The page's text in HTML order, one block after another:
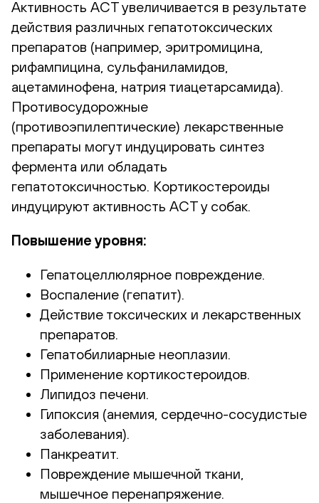
Активность АСТ увеличивается в результате
действия различных гепатотоксических
препаратов (например, эритромицина,
рифампицина, сульфаниламидов,
ацетаминофена, натрия тиацетарсамида).
Противосудорожные
(противоэпилептические) лекарственные
препараты могут индуцировать синтез
фермента или обладать
гепатотоксичностью. Кортикостероиды
индуцируют активность АСТ у собак.
Повышение уровня:
Гепатоцеллюлярное повреждение.
Воспаление (гепатит).
Действие токсических и лекарственных
препаратов.
Гепатобилиарные неоплазии.
Применение кортикостероидов.
Липидоз печени.
Гипоксия (анемия, сердечно-сосудистые
заболевания).
Панкреатит.
Повреждение мышечной ткани,
мышечное перенапряжение.